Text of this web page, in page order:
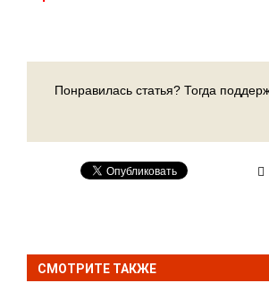
Понравилась статья? Тогда
СМОТРИТЕ ТАКЖЕ